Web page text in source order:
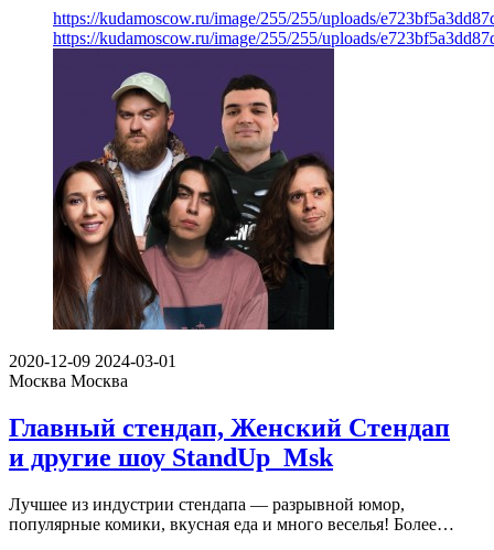
https://kudamoscow.ru/image/255/255/uploads/
https://kudamoscow.ru/image/255/255/uploads/
2020-12-09 2024-03-01
Москва Москва
Главный стендап, Женский Стендап
и другие шоу StandUp_Msk
Лучшее из индустрии стендапа — разрывной юмор,
популярные комики, вкусная еда и много веселья! Более…